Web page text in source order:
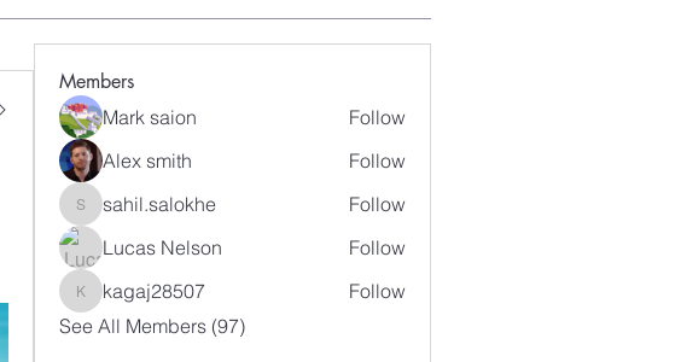
Members
Mark saion
Follow
Alex smith
Follow
sahil.salokhe
sahil.salokhe
Follow
Lucas Nelson
Follow
kagaj28507
kagaj28507
Follow
See All Members (97)